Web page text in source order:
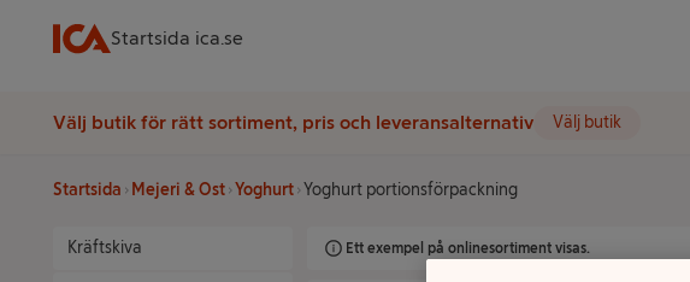
Startsida ica.se
Välj butik för rätt sortiment, pris och leveransalternativ Välj butik
Startsida Mejeri & Ost Yoghurt Yoghurt portionsförpackning
Kräftskiva Ett exempel på onlinesortiment visas.